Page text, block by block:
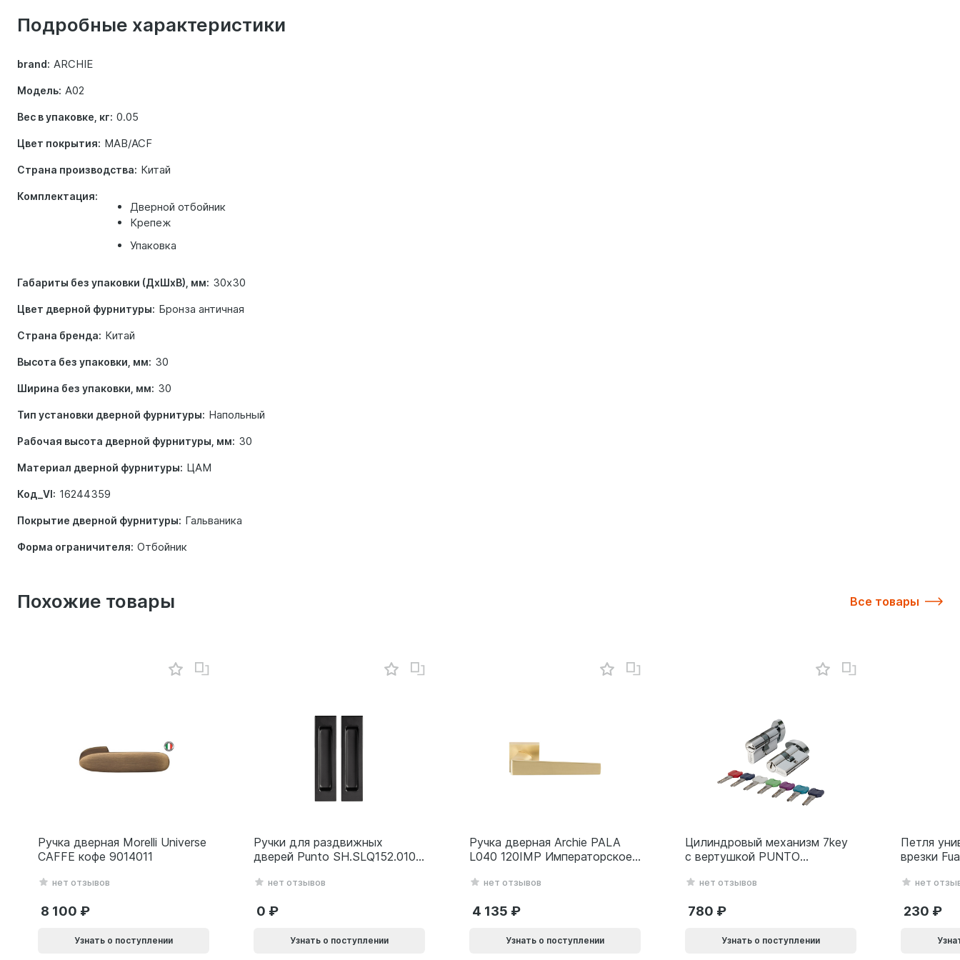
товаре
Подробные характеристики
brand: ARCHIE
Модель: A02
Вес в упаковке, кг: 0.05
Цвет покрытия: MAB/ACF
Страна производства: Китай
Комплектация:
Дверной отбойник
Крепеж
Упаковка
Габариты без упаковки (ДхШхВ), мм: 30х30
Цвет дверной фурнитуры: Бронза античная
Страна бренда: Китай
Высота без упаковки, мм: 30
Ширина без упаковки, мм: 30
Тип установки дверной фурнитуры: Напольный
Рабочая высота дверной фурнитуры, мм: 30
Материал дверной фурнитуры: ЦАМ
Код_VI: 16244359
Покрытие дверной фурнитуры: Гальваника
Форма ограничителя: Отбойник
Похожие товары Все товары
Ручка дверная Morelli Universe
CAFFE кофе 9014011
нет отзывов
8 100
Узнать о поступлении
Ручки для раздвижных
дверей Punto SH.SLQ152.010
черный 61869
нет отзывов
0
Узнать о поступлении
Ручка дверная Archie PALA
L040 120IMP Императорское
нет отзывов
4 135
Узнать о поступлении
Цилиндровый механизм 7key
с вертушкой PUNTO
60mm(25+10+25) SSC
нет отзывов
780
Узнать о поступлении
Петля
врезки
белый
нет
230